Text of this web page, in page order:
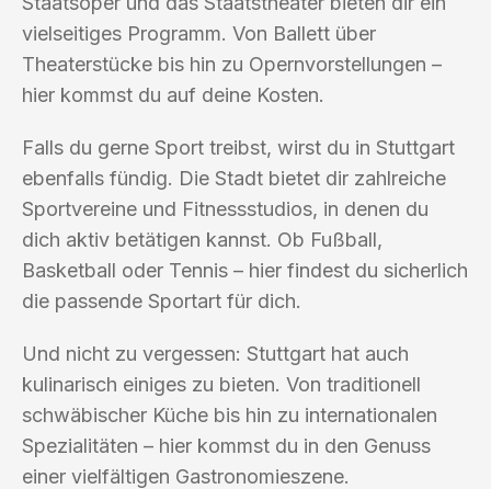
vielseitiges Programm. Von Ballett über
Theaterstücke bis hin zu Opernvorstellungen –
hier kommst du auf deine Kosten.
Falls du gerne Sport treibst, wirst du in Stuttgart
ebenfalls fündig. Die Stadt bietet dir zahlreiche
Sportvereine und Fitnessstudios, in denen du
dich aktiv betätigen kannst. Ob Fußball,
Basketball oder Tennis – hier findest du sicherlich
die passende Sportart für dich.
Und nicht zu vergessen: Stuttgart hat auch
kulinarisch einiges zu bieten. Von traditionell
schwäbischer Küche bis hin zu internationalen
Spezialitäten – hier kommst du in den Genuss
einer vielfältigen Gastronomieszene.